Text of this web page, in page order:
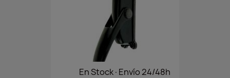
En Stock·Envío 24/48h